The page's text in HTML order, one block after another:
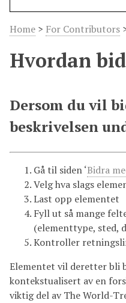
Home > For Contributors
Hvordan
Dersom du vil
beskrivelsen
Gå til siden ‘Bidra
Velg hva slags
Last opp elementet
Fyll ut så mange
(elementtype, sted,
Kontroller
Elementet vil deretter bli
kontekstualisert av en
viktig del av The World-